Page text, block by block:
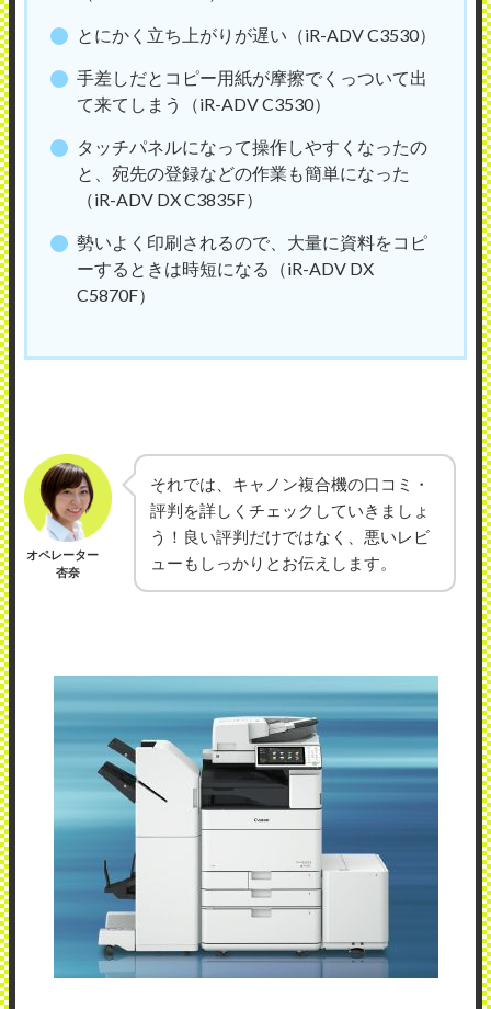
とにかく立ち上がりが遅い（iR-ADV C3530）
手差しだとコピー用紙が摩擦でくっついて出
て来てしまう（iR-ADV C3530）
タッチパネルになって操作しやすくなったの
と、宛先の登録などの作業も簡単になった
（iR-ADV DX C3835F）
勢いよく印刷されるので、大量に資料をコピ
ーするときは時短になる（iR-ADV DX
C5870F）
オペレーター
杏奈
それでは、キャノン複合機の口コミ・
評判を詳しくチェックしていきましょ
う！良い評判だけではなく、悪いレビ
ューもしっかりとお伝えします。